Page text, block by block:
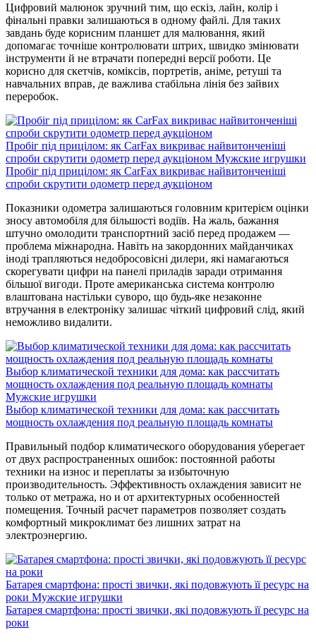
Цифровий малюнок зручний тим, що ескіз, лайн, колір і
фінальні правки залишаються в одному файлі. Для таких
завдань буде корисним планшет для малювання, який
допомагає точніше контролювати штрих, швидко змінювати
інструменти й не втрачати попередні версії роботи. Це
корисно для скетчів, коміксів, портретів, аніме, ретуші та
навчальних вправ, де важлива стабільна лінія без зайвих
переробок.
Пробіг під прицілом: як CarFax викриває найвитонченіші
спроби скрутити одометр перед аукціоном Мужские игрушки
Пробіг під прицілом: як CarFax викриває найвитонченіші
спроби скрутити одометр перед аукціоном
Показники одометра залишаються головним критерієм оцінки
зносу автомобіля для більшості водіїв. На жаль, бажання
штучно омолодити транспортний засіб перед продажем —
проблема міжнародна. Навіть на закордонних майданчиках
іноді трапляються недобросовісні дилери, які намагаються
скорегувати цифри на панелі приладів заради отримання
більшої вигоди. Проте американська система контролю
влаштована настільки суворо, що будь-яке незаконне
втручання в електроніку залишає чіткий цифровий слід, який
неможливо видалити.
Выбор климатической техники для дома: как рассчитать
мощность охлаждения под реальную площадь комнаты
Мужские игрушки
Выбор климатической техники для дома: как рассчитать
мощность охлаждения под реальную площадь комнаты
Правильный подбор климатического оборудования уберегает
от двух распространенных ошибок: постоянной работы
техники на износ и переплаты за избыточную
производительность. Эффективность охлаждения зависит не
только от метража, но и от архитектурных особенностей
помещения. Точный расчет параметров позволяет создать
комфортный микроклимат без лишних затрат на
электроэнергию.
Батарея смартфона: прості звички, які подовжують її ресурс на
роки Мужские игрушки
Батарея смартфона: прості звички, які подовжують її ресурс на
роки